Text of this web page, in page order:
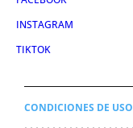
INSTAGRAM
TIKTOK
CONDICIONES DE USO